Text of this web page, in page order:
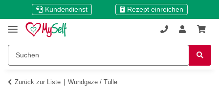
Kundendienst Rezept einreichen
Zurück zur Liste Wundgaze / Tülle